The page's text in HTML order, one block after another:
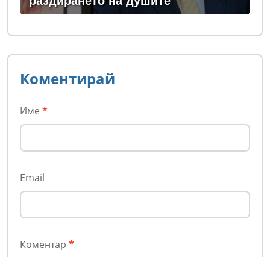
Коментирай
Име *
Email
Коментар *